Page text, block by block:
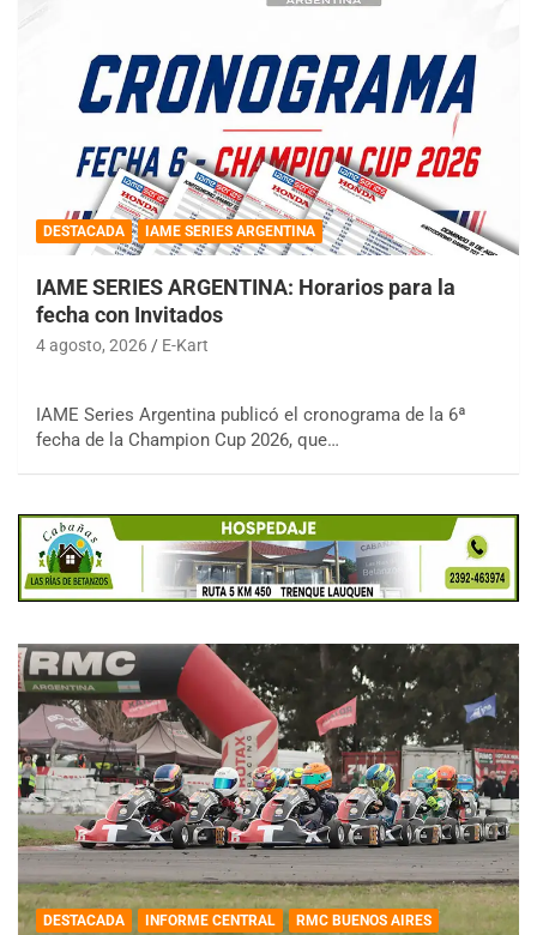
DESTACADA IAME SERIES ARGENTINA
IAME SERIES ARGENTINA: Horarios para la
fecha con Invitados
4 agosto, 2026 E-Kart
IAME Series Argentina publicó el cronograma de la 6ª
fecha de la Champion Cup 2026, que…
DESTACADA INFORME CENTRAL RMC BUENOS AIRES